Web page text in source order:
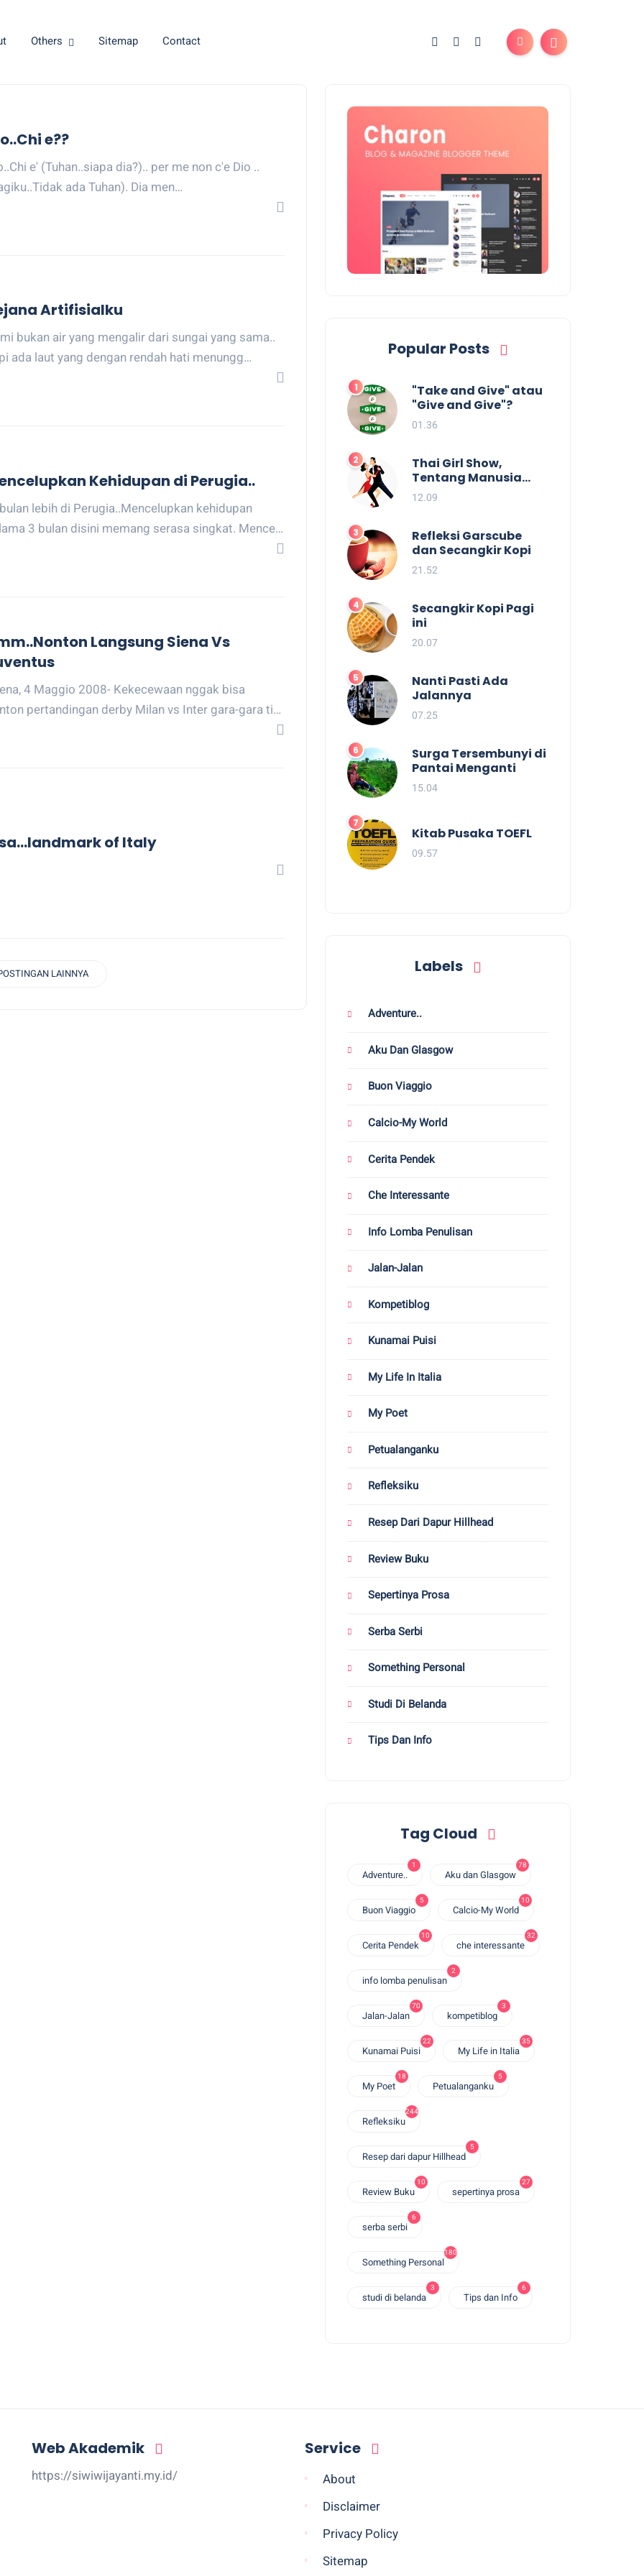
Others Sitemap Contact
e??
e' (Tuhan..siapa dia?).. per me non c'e Dio ..
ada Tuhan). Dia men…
Artifisialku
bukan air yang mengalir dari sungai yang sama..
ada laut yang dengan rendah hati menungg…
Kehidupan di Perugia..
lebih di Perugia..Mencelupkan kehidupan
3 bulan disini memang serasa singkat. Mence…
Langsung Siena Vs
4 Maggio 2008- Kekecewaan nggak bisa
pertandingan derby Milan vs Inter gara-gara ti…
of Italy
LAINNYA
Popular Posts
"Take and Give" atau
"Give and Give"?
01.36
Thai Girl Show,
Tentang Manusia
dan Batas
Kesenangan.
12.09
Refleksi Garscube
dan Secangkir Kopi
21.52
Secangkir Kopi Pagi
ini
20.07
Nanti Pasti Ada
Jalannya
07.25
Surga Tersembunyi di
Pantai Menganti
15.04
Kitab Pusaka TOEFL
09.57
Labels
Adventure..
Aku Dan Glasgow
Buon Viaggio
Calcio-My World
Cerita Pendek
Che Interessante
Info Lomba Penulisan
Jalan-Jalan
Kompetiblog
Kunamai Puisi
My Life In Italia
My Poet
Petualanganku
Refleksiku
Resep Dari Dapur Hillhead
Review Buku
Sepertinya Prosa
Serba Serbi
Something Personal
Studi Di Belanda
Tips Dan Info
Tag Cloud
Adventure..
1
Aku dan Glasgow
78
Buon Viaggio
5
Calcio-My World
10
Cerita Pendek
10
che interessante
32
info lomba penulisan
2
Jalan-Jalan
70
kompetiblog
3
Kunamai Puisi
22
My Life in Italia
35
My Poet
18
Petualanganku
5
Refleksiku
244
Resep dari dapur Hillhead
5
Review Buku
10
sepertinya prosa
27
serba serbi
6
Something Personal
180
studi di belanda
3
Tips dan Info
6
Web Akademik
https://siwiwijayanti.my.id/
Service
About
Disclaimer
Privacy Policy
Sitemap